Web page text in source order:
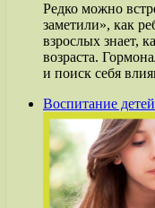
Редко можно
заметили», как
взрослых знает,
возраста.
и поиск себя
Воспитание детей